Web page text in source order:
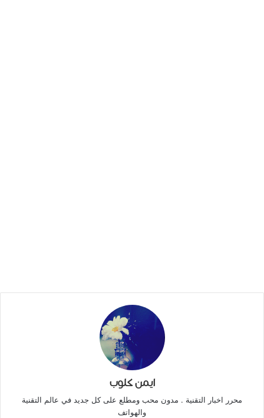
ايمن كلوب
محرر اخبار التقنية . مدون محب ومطلع على كل جديد في عالم التقنية
والهواتف